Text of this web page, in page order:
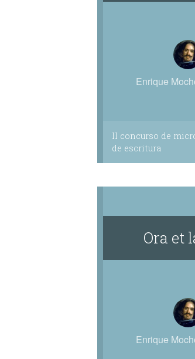
Enrique
II concurso de
de escritura
Ora et
Enrique